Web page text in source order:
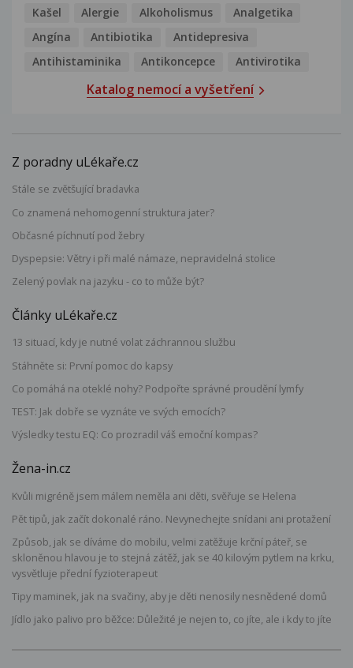
Kašel Alergie Alkoholismus
Analgetika
Angína
Antibiotika
Antidepresiva
Antihistaminika
Antikoncepce Antivirotika
Katalog nemocí a vyšetření
Z poradny uLékaře.cz
Stále se zvětšující bradavka
Co znamená nehomogenní struktura jater?
Občasné píchnutí pod žebry
Dyspepsie: Větry i při malé námaze, nepravidelná stolice
Zelený povlak na jazyku - co to může být?
Články uLékaře.cz
13 situací, kdy je nutné volat záchrannou službu
Stáhněte si: První pomoc do kapsy
Co pomáhá na oteklé nohy? Podpořte správné proudění lymfy
TEST: Jak dobře se vyznáte ve svých emocích?
Výsledky testu EQ: Co prozradil váš emoční kompas?
Žena-in.cz
Kvůli migréně jsem málem neměla ani děti, svěřuje se Helena
Pět tipů, jak začít dokonalé ráno. Nevynechejte snídani ani protažení
Způsob, jak se díváme do mobilu, velmi zatěžuje krční páteř, se
skloněnou hlavou je to stejná zátěž, jak se 40 kilovým pytlem na krku,
vysvětluje přední fyzioterapeut
Tipy maminek, jak na svačiny, aby je děti nenosily nesnědené domů
Jídlo jako palivo pro běžce: Důležité je nejen to, co jíte, ale i kdy to jíte